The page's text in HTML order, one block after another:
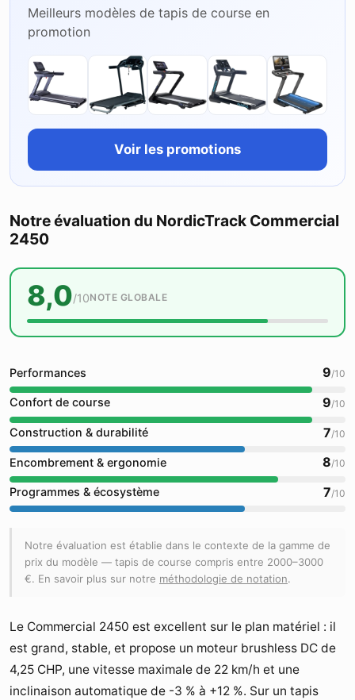
Meilleurs modèles de tapis de course en
promotion
Voir les promotions
Notre évaluation du NordicTrack Commercial
2450
8,0/10NOTE GLOBALE
Performances 9/10
Confort de course 9/10
Construction & durabilité 7/10
Encombrement & ergonomie 8/10
Programmes & écosystème 7/10
Notre évaluation est établie dans le contexte de la gamme de
prix du modèle — tapis de course compris entre 2000–3000
€. En savoir plus sur notre méthodologie de notation.
Le Commercial 2450 est excellent sur le plan matériel : il
est grand, stable, et propose un moteur brushless DC de
4,25 CHP, une vitesse maximale de 22 km/h et une
inclinaison automatique de -3 % à +12 %. Sur un tapis